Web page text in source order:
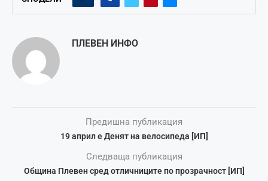
ПЛЕВЕН ИНФО
Предишна публикация
19 април е Денят на велосипеда [ИП]
Следваща публикация
Община Плевен сред отличниците по прозрачност [ИП]